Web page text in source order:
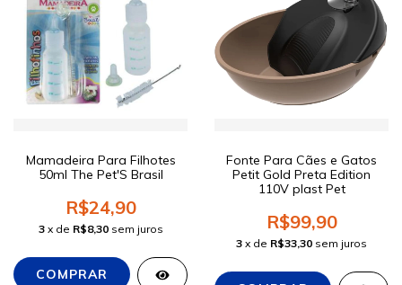
Mamadeira Para Filhotes
50ml The Pet'S Brasil
R$24,90
3 x de R$8,30 sem juros
Fonte Para Cães e Gatos
Petit Gold Preta Edition
110V plast Pet
R$99,90
3 x de R$33,30 sem juros